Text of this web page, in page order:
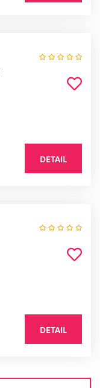
DETAIL
DETAIL